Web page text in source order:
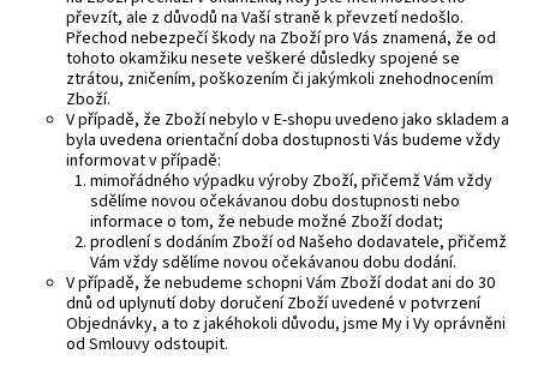
převzít, ale z důvodů na Vaší straně k převzetí nedošlo.
Přechod nebezpečí škody na Zboží pro Vás znamená, že od
tohoto okamžiku nesete veškeré důsledky spojené se
ztrátou, zničením, poškozením či jakýmkoli znehodnocením
Zboží.
V případě, že Zboží nebylo v E-shopu uvedeno jako skladem a
byla uvedena orientační doba dostupnosti Vás budeme vždy
informovat v případě:
mimořádného výpadku výroby Zboží, přičemž Vám vždy
sdělíme novou očekávanou dobu dostupnosti nebo
informace o tom, že nebude možné Zboží dodat;
prodlení s dodáním Zboží od Našeho dodavatele, přičemž
Vám vždy sdělíme novou očekávanou dobu dodání.
V případě, že nebudeme schopni Vám Zboží dodat ani do 30
dnů od uplynutí doby doručení Zboží uvedené v potvrzení
Objednávky, a to z jakéhokoli důvodu, jsme My i Vy oprávněni
od Smlouvy odstoupit.